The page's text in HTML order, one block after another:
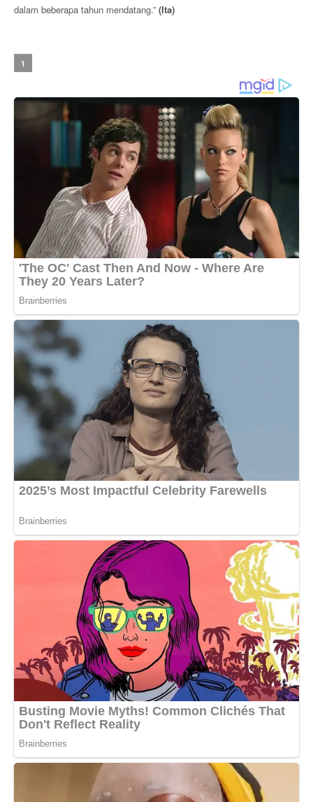
dalam beberapa tahun mendatang.” (Ita)
1